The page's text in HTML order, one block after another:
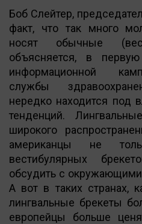
Боб Слейтер,
факт, что так много
носят обычные
объясняется, в
информационной
службы
нередко находится под
тенденций.
широкого
американцы не
вестибулярных
обсудить с
А вот в таких странах,
лингвальные брекеты
европейцы больше